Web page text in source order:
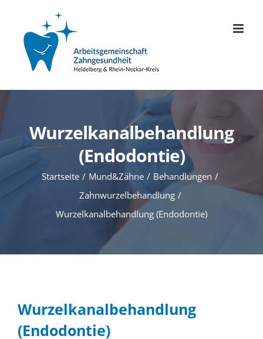
springen
Wurzelkanalbehandlung
(Endodontie)
Startseite Mund&Zähne
Behandlungen
Zahnwurzelbehandlung
Wurzelkanalbehandlung (Endodontie)
Wurzelkanalbehandlung
(Endodontie)